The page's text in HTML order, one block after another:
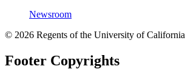
Newsroom
© 2026 Regents of the University of California
Footer Copyrights